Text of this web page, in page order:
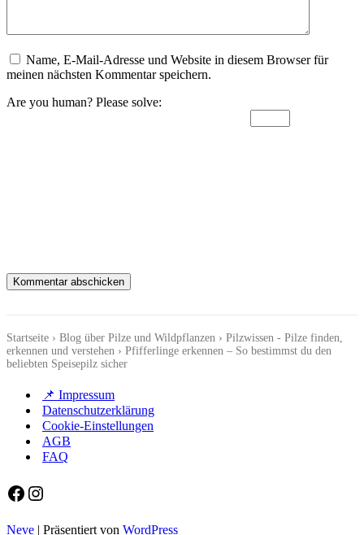
Name, E-Mail-Adresse und Website in diesem Browser für
meinen nächsten Kommentar speichern.
Are you human? Please solve:
Startseite › Blog über Pilze und Wildpflanzen › Pilzwissen - Pilze finden,
erkennen und verstehen › Pfifferlinge erkennen – So bestimmst du den
beliebten Speisepilz sicher
📌 Impressum
Datenschutzerklärung
Cookie-Einstellungen
AGB
FAQ
Facebook
Instagram
Neve | Präsentiert von WordPress